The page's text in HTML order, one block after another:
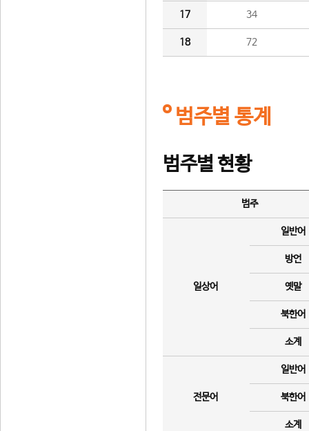
17 34
18 72
범주별 통계
범주별 현황
범주
일상어
일반어
방언
옛말
북한어
소계
전문어
일반어
북한어
소계